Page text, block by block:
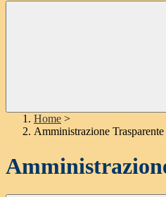
Home >
Amministrazione Trasparente